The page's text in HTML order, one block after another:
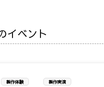
イベント
製作体験 製作実演